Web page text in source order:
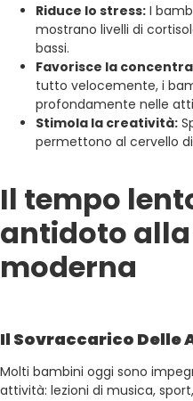
Riduce lo stress: I
mostrano livelli di
bassi.
Favorisce la
tutto velocemente, i
profondamente nelle
Stimola la creatività:
permettono al cervello
Il tempo
antidoto
moderna
Il Sovraccarico Delle
Molti bambini oggi sono
attività: lezioni di musica,